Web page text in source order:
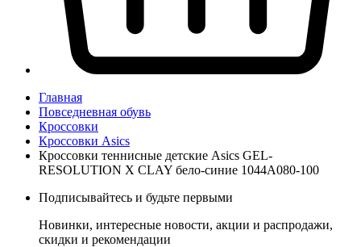
Главная
Повседневная обувь
Кроссовки
Кроссовки Asics
Кроссовки теннисные детские Asics GEL-
RESOLUTION X CLAY бело-синие 1044A080-100
Подписывайтесь и будьте первыми
Новинки, интересные новости, акции и распродажи,
скидки и рекомендации